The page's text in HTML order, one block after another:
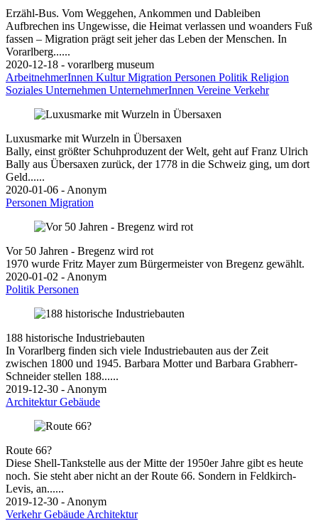
Erzähl-Bus. Vom Weggehen, Ankommen und Dableiben
Aufbrechen ins Ungewisse, die Heimat verlassen und woanders Fuß
fassen – Migration prägt seit jeher das Leben der Menschen. In
Vorarlberg......
2020-12-18 - vorarlberg museum
ArbeitnehmerInnen KulturMigration Personen Politik Religion
Soziales Unternehmen UnternehmerInnen Vereine Verkehr
Luxusmarke mit Wurzeln in Übersaxen
Bally, einst größter Schuhproduzent der Welt, geht auf Franz Ulrich
Bally aus Übersaxen zurück, der 1778 in die Schweiz ging, um dort
Geld......
2020-01-06 - Anonym
Personen Migration
Vor 50 Jahren - Bregenz wird rot
1970 wurde Fritz Mayer zum Bürgermeister von Bregenz gewählt.
2020-01-02 - Anonym
Politik Personen
188 historische Industriebauten
In Vorarlberg finden sich viele Industriebauten aus der Zeit
zwischen 1800 und 1945. Barbara Motter und Barbara Grabherr-
Schneider stellen 188......
2019-12-30 - Anonym
ArchitekturGebäude
Route 66?
Diese Shell-Tankstelle aus der Mitte der 1950er Jahre gibt es heute
noch. Sie steht aber nicht an der Route 66. Sondern in Feldkirch-
Levis, an......
2019-12-30 - Anonym
VerkehrGebäude Architektur